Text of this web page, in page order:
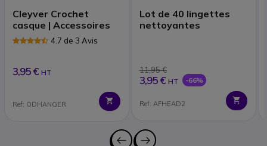
Cleyver Crochet
casque | Accessoires
4.7 de 3 Avis
3,95 € HT
Ref: ODHANGER
Lot de 40 lingettes
nettoyantes
11,95 €
3,95 € HT -66%
Ref: AFHEAD2